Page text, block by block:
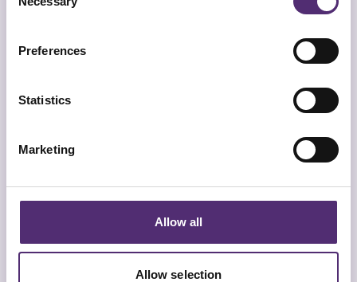
Selection
Preferences
Statistics
Marketing
Allow all
Allow selection